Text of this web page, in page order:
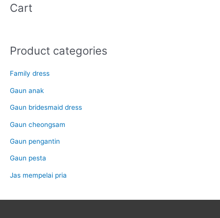
Cart
Product categories
Family dress
Gaun anak
Gaun bridesmaid dress
Gaun cheongsam
Gaun pengantin
Gaun pesta
Jas mempelai pria